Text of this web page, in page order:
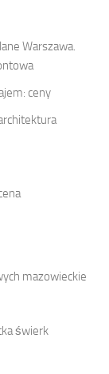
Warszawa.
ceny
mazowieckie
świerk